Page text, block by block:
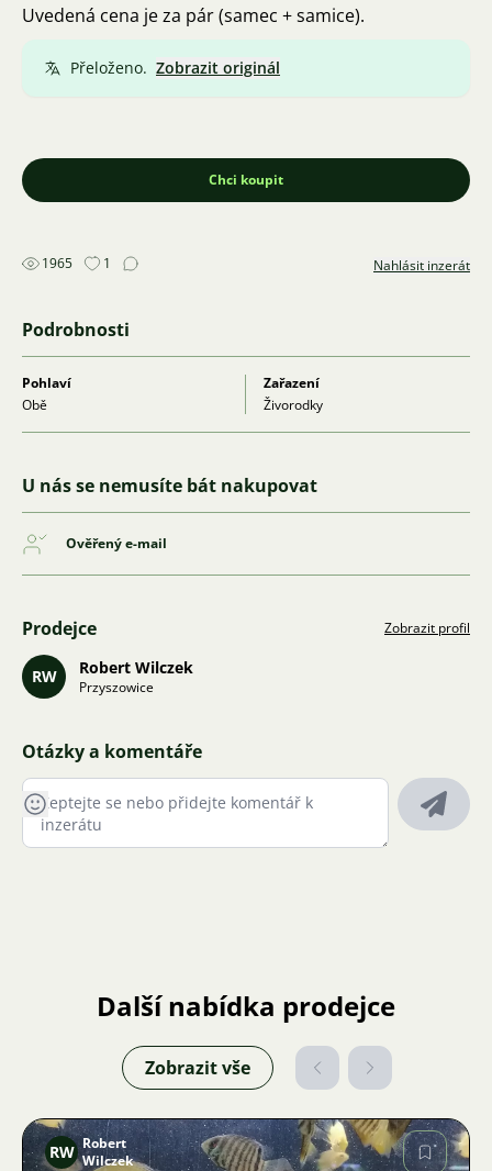
Uvedená cena je za pár (samec + samice).
Přeloženo. Zobrazit originál
Chci koupit
1965 1 Nahlásit inzerát
Podrobnosti
Pohlaví
Obě
Zařazení
Živorodky
U nás se nemusíte bát nakupovat
Ověřený e-mail
Prodejce Zobrazit profil
RW Robert Wilczek
Przyszowice
Otázky a komentáře
Další nabídka prodejce
Zobrazit vše
RW Robert
Wilczek